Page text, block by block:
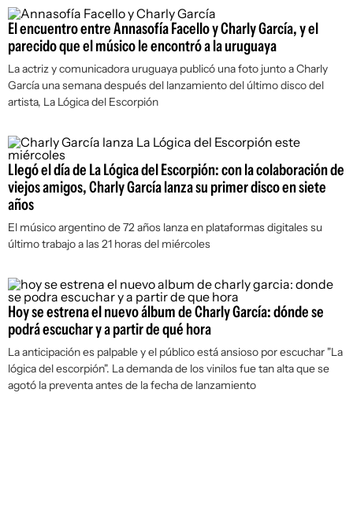
El encuentro entre Annasofía Facello y Charly García, y el
parecido que el músico le encontró a la uruguaya
La actriz y comunicadora uruguaya publicó una foto junto a Charly
García una semana después del lanzamiento del último disco del
artista, La Lógica del Escorpión
Llegó el día de La Lógica del Escorpión: con la colaboración de
viejos amigos, Charly García lanza su primer disco en siete
años
El músico argentino de 72 años lanza en plataformas digitales su
último trabajo a las 21 horas del miércoles
Hoy se estrena el nuevo álbum de Charly García: dónde se
podrá escuchar y a partir de qué hora
La anticipación es palpable y el público está ansioso por escuchar "La
lógica del escorpión". La demanda de los vinilos fue tan alta que se
agotó la preventa antes de la fecha de lanzamiento